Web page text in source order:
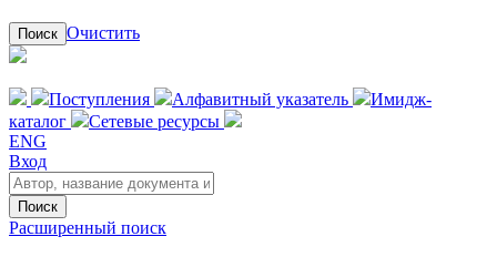
Поиск Очистить
Поступления Алфавитный указатель
Имидж-
каталог
Сетевые ресурсы
ENG
Вход
Поиск
Расширенный поиск